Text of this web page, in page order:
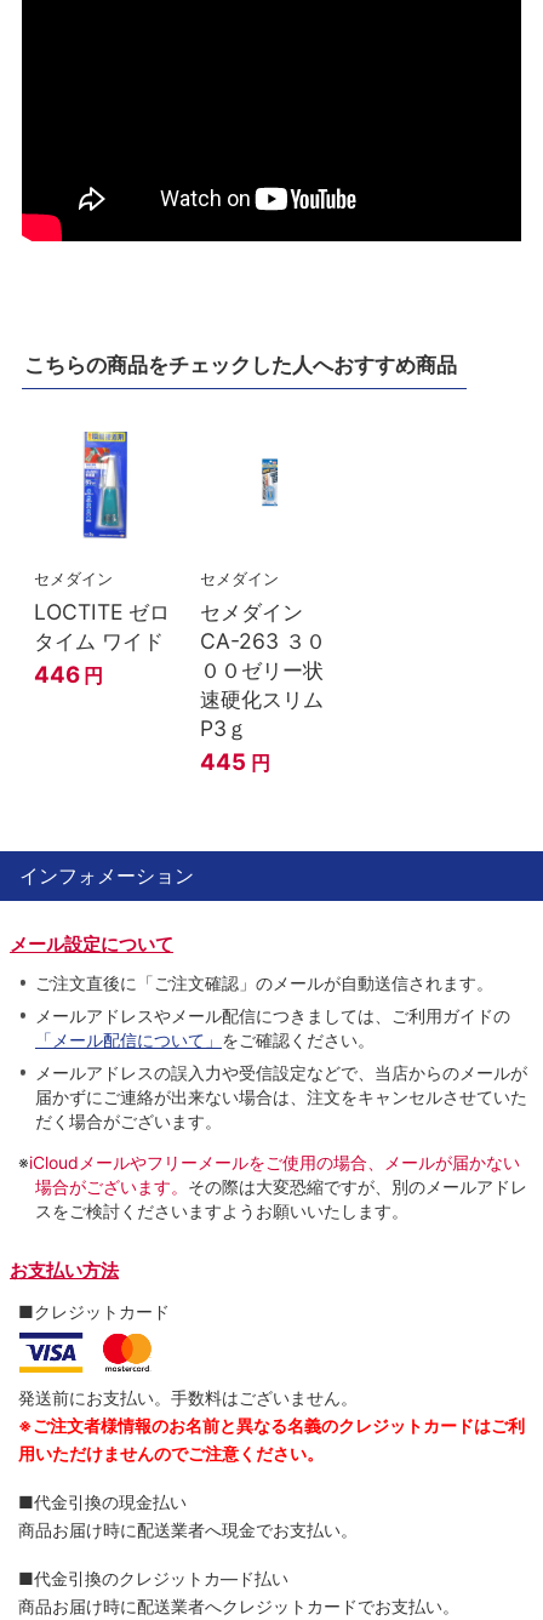
こちらの商品をチェックした人へおすすめ商品
セメダイン
LOCTITE ゼロ
タイム ワイド
446 円
セメダイン
セメダイン
CA-263 ３０
００ゼリー状
速硬化スリム
P3ｇ
445 円
インフォメーション
メール設定について
ご注文直後に「ご注文確認」のメールが自動送信されます。
メールアドレスやメール配信につきましては、ご利用ガイドの
「メール配信について」 をご確認ください。
メールアドレスの誤入力や受信設定などで、当店からのメールが
届かずにご連絡が出来ない場合は、注文をキャンセルさせていた
だく場合がございます。
※iCloudメールやフリーメールをご使用の場合、メールが届かない
場合がございます。 その際は大変恐縮ですが、別のメールアドレ
スをご検討くださいますようお願いいたします。
お支払い方法
■クレジットカード
発送前にお支払い。手数料はございません。
※ご注文者様情報のお名前と異なる名義のクレジットカードはご利
用いただけませんのでご注意ください。
■代金引換の現金払い
商品お届け時に配送業者へ現金でお支払い。
■代金引換のクレジットカ―ド払い
商品お届け時に配送業者へクレジットカードでお支払い。